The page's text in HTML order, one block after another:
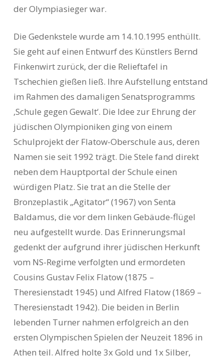
der Olympiasieger war.
Die Gedenkstele wurde am 14.10.1995 enthüllt.
Sie geht auf einen Entwurf des Künstlers Bernd
Finkenwirt zurück, der die Relieftafel in
Tschechien gießen ließ. Ihre Aufstellung entstand
im Rahmen des damaligen Senatsprogramms
‚Schule gegen Gewalt‘. Die Idee zur Ehrung der
jüdischen Olympioniken ging von einem
Schulprojekt der Flatow-Oberschule aus, deren
Namen sie seit 1992 trägt. Die Stele fand direkt
neben dem Hauptportal der Schule einen
würdigen Platz. Sie trat an die Stelle der
Bronzeplastik „Agitator“ (1967) von Senta
Baldamus, die vor dem linken Gebäude-flügel
neu aufgestellt wurde. Das Erinnerungsmal
gedenkt der aufgrund ihrer jüdischen Herkunft
vom NS-Regime verfolgten und ermordeten
Cousins Gustav Felix Flatow (1875 –
Theresienstadt 1945) und Alfred Flatow (1869 –
Theresienstadt 1942). Die beiden in Berlin
lebenden Turner nahmen erfolgreich an den
ersten Olympischen Spielen der Neuzeit 1896 in
Athen teil. Alfred holte 3x Gold und 1x Silber,